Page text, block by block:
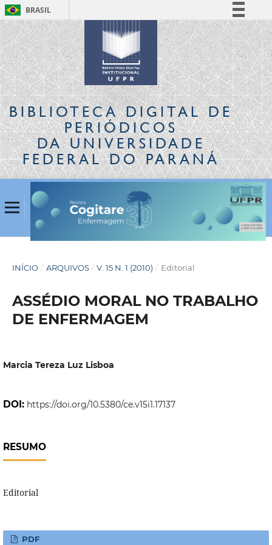
BRASIL
Simplifique!
Comunica BR
Participe
Acesso à informação
Legislação
Canais
BIBLIOTECA DIGITALDE
PERIÓDICOS
DA UNIVERSIDADE
FEDERAL DO PARANÁ
INÍCIO / ARQUIVOS / V. 15 N. 1 (2010) / Editorial
ASSÉDIO MORAL NO TRABALHO
DE ENFERMAGEM
Marcia Tereza Luz Lisboa
DOI: https://doi.org/10.5380/ce.v15i1.17137
RESUMO
Editorial
PDF